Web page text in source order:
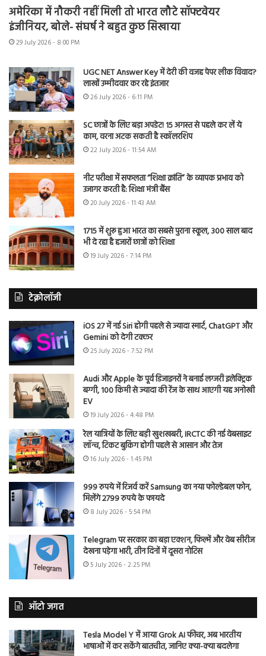
अमेरिका में नौकरी नहीं मिली तो भारत लौटे सॉफ्टवेयर
इंजीनियर, बोले- संघर्ष ने बहुत कुछ सिखाया
29 July 2026 - 8:00 PM
UGC NET Answer Key में देरी की वजह पेपर लीक विवाद?
लाखों उम्मीदवार कर रहे इंतजार
26 July 2026 - 6:11 PM
SC छात्रों के लिए बड़ा अपडेट! 15 अगस्त से पहले कर लें ये
काम, वरना अटक सकती है स्कॉलरशिप
22 July 2026 - 11:54 AM
नीट परीक्षा में सफलता “शिक्षा क्रांति” के व्यापक प्रभाव को
उजागर करती है: शिक्षा मंत्री बैंस
20 July 2026 - 11:43 AM
1715 में शुरू हुआ भारत का सबसे पुराना स्कूल, 300 साल बाद
भी दे रहा है हजारों छात्रों को शिक्षा
19 July 2026 - 7:14 PM
टेक्नोलॉजी
iOS 27 में नई Siri होगी पहले से ज्यादा स्मार्ट, ChatGPT और
Gemini को देगी टक्कर
25 July 2026 - 7:52 PM
Audi और Apple के पूर्व डिजाइनरों ने बनाई लग्जरी इलेक्ट्रिक
बग्गी, 100 किमी से ज्यादा की रेंज के साथ आएगी यह अनोखी
EV
19 July 2026 - 4:48 PM
रेल यात्रियों के लिए बड़ी खुशखबरी, IRCTC की नई वेबसाइट
लॉन्च, टिकट बुकिंग होगी पहले से आसान और तेज
16 July 2026 - 1:45 PM
999 रुपये में रिजर्व करें Samsung का नया फोल्डेबल फोन,
मिलेंगे 2799 रुपये के फायदे
8 July 2026 - 5:54 PM
Telegram पर सरकार का बड़ा एक्शन, फिल्में और वेब सीरीज
देखना पड़ेगा भारी, तीन दिनों में दूसरा नोटिस
5 July 2026 - 2:25 PM
ऑटो जगत
Tesla Model Y में आया Grok AI फीचर, अब भारतीय
भाषाओं में कर सकेंगे बातचीत, जानिए क्या-क्या बदलेगा